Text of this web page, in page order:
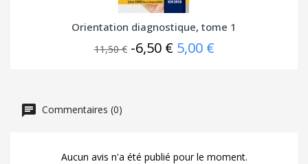
Orientation diagnostique, tome 1
11,50 € -6,50 € 5,00 €
Commentaires (0)
Aucun avis n'a été publié pour le moment.